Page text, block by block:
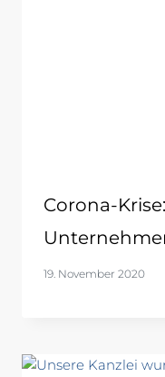
Corona-
19. November 2020